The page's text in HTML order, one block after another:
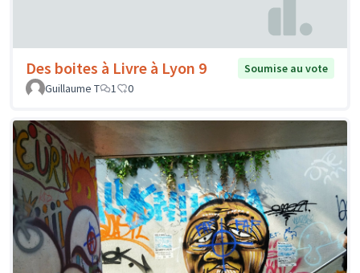
Des boites à Livre à Lyon 9
Soumise au vote
Guillaume T
1 0